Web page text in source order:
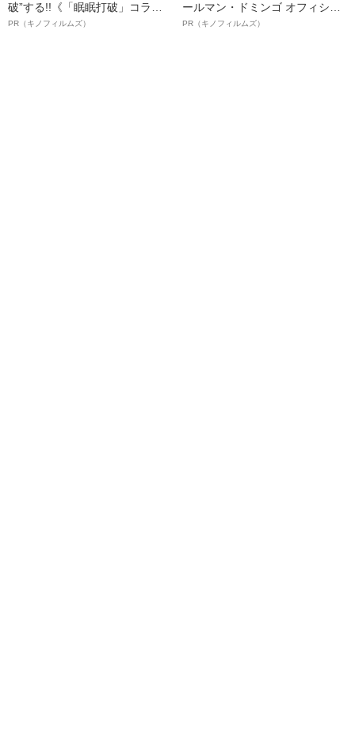
破”する!!《「眠眠打破」コラ
ボ》
PR（キノフィルムズ）
ールマン・ドミンゴ オフィシャ
ルインタビュー“観客を魅了した
PR（キノフィルムズ）